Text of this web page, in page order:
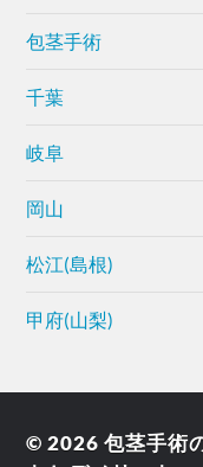
包茎手術
千葉
岐阜
岡山
松江(島根)
甲府(山梨)
© 2026包茎手術